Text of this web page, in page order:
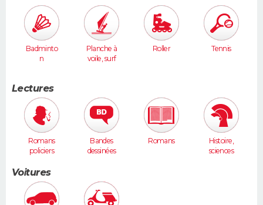
Badminto
n
Planche à
voile, surf
Roller Tennis
Lectures
Romans
policiers
Bandes
dessinées
Romans
Histoire,
sciences
Voitures